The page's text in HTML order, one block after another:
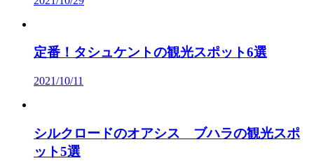
定番！タシュケントの観光スポット6選
2021/10/11
シルクロードのオアシス ブハラの観光スポ
ット5選